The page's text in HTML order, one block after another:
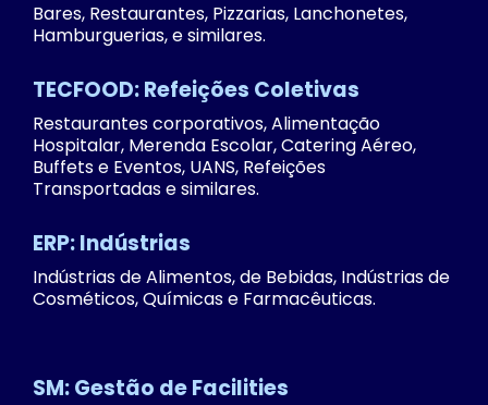
Bares, Restaurantes, Pizzarias, Lanchonetes,
Hamburguerias, e similares.
TECFOOD: Refeições Coletivas
Restaurantes corporativos, Alimentação
Hospitalar, Merenda Escolar, Catering Aéreo,
Buffets e Eventos, UANS, Refeições
Transportadas e similares.
ERP: Indústrias
Indústrias de Alimentos, de Bebidas, Indústrias de
Cosméticos, Químicas e Farmacêuticas.
SM: Gestão de Facilities